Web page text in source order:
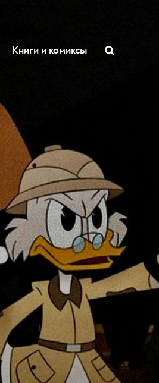
Книги и комиксы